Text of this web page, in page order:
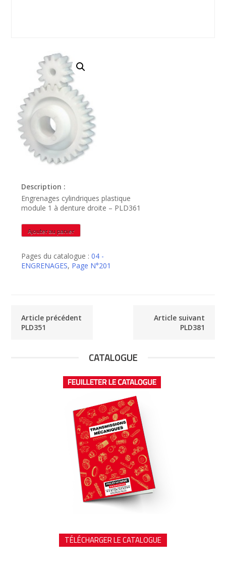
Description :
Engrenages cylindriques plastique
module 1 à denture droite – PLD361
quantité
de
Ajouter au panier
Pages du catalogue :04 -
ENGRENAGES, Page N°201
Article précédent
PLD351
Article suivant
PLD381
CATALOGUE
TÉLÉCHARGER LE CATALOGUE